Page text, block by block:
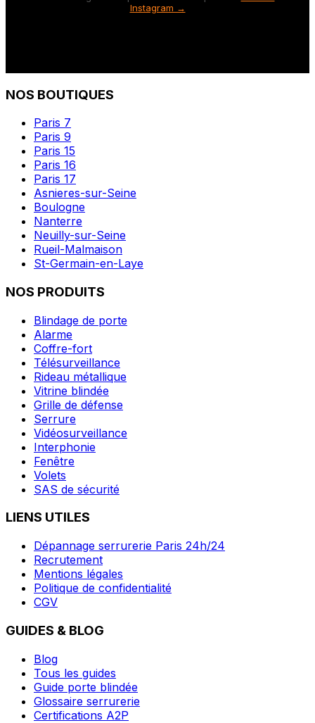
Instagram →
NOS BOUTIQUES
Paris 7
Paris 9
Paris 15
Paris 16
Paris 17
Asnieres-sur-Seine
Boulogne
Nanterre
Neuilly-sur-Seine
Rueil-Malmaison
St-Germain-en-Laye
NOS PRODUITS
Blindage de porte
Alarme
Coffre-fort
Télésurveillance
Rideau métallique
Vitrine blindée
Grille de défense
Serrure
Vidéosurveillance
Interphonie
Fenêtre
Volets
SAS de sécurité
LIENS UTILES
Dépannage serrurerie Paris 24h/24
Recrutement
Mentions légales
Politique de confidentialité
CGV
GUIDES & BLOG
Blog
Tous les guides
Guide porte blindée
Glossaire serrurerie
Certifications A2P